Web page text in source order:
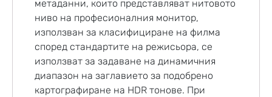
метаданни, които представляват нитовото
ниво на професионалния монитор,
използван за класифициране на филма
според стандартите на режисьора, се
използват за задаване на динамичния
диапазон на заглавието за подобрено
картографиране на HDR тонове. При